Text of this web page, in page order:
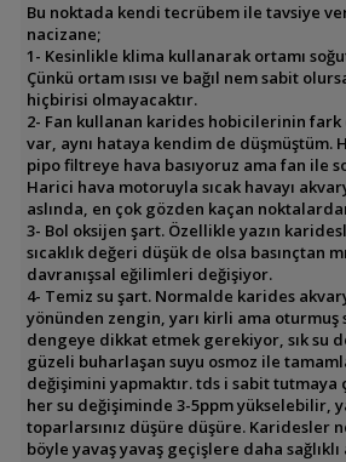
Bu noktada kendi tecrübem ile tavsiye
nacizane;
1- Kesinlikle klima kullanarak ortamı
Çünkü ortam ısısı ve bağıl nem sabit
hiçbirisi olmayacaktır.
2- Fan kullanan karides hobicilerinin
var, aynı hataya kendim de düşmüştüm.
pipo filtreye hava basıyoruz ama fan ile
Harici hava motoruyla sıcak havayı
aslında, en çok gözden kaçan
3- Bol oksijen şart. Özellikle yazın
sıcaklık değeri düşük de olsa basınçtan
davranışsal eğilimleri değişiyor.
4- Temiz su şart. Normalde karides
yönünden zengin, yarı kirli ama oturmuş
dengeye dikkat etmek gerekiyor, sık su
güzeli buharlaşan suyu osmoz ile
değişimini yapmaktır. tds i sabit tutmaya
her su değişiminde 3-5ppm yükselebilir,
toparlarsınız düşüre düşüre. Karidesler
böyle yavaş yavaş geçişlere daha